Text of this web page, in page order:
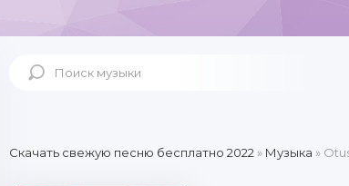
Скачать свежую песню бесплатно 2022 » Музыка »